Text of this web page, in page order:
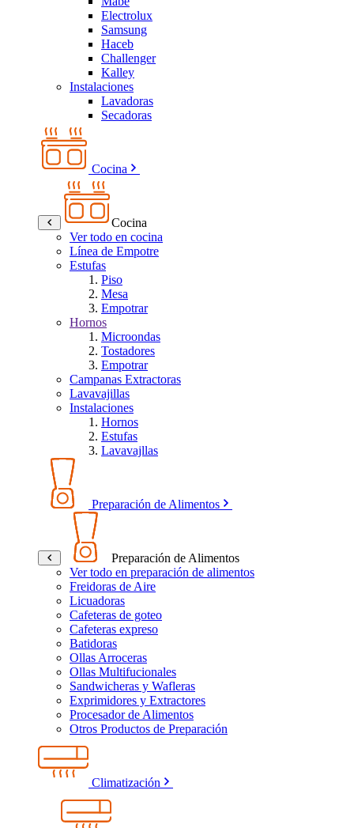
Electrolux
Samsung
Haceb
Challenger
Kalley
Instalaciones
Lavadoras
Secadoras
Cocina
Cocina
Ver todo en cocina
Línea de Empotre
Estufas
Piso
Mesa
Empotrar
Hornos
Microondas
Tostadores
Empotrar
Campanas Extractoras
Lavavajillas
Instalaciones
Hornos
Estufas
Lavavajllas
Preparación de Alimentos
Preparación de Alimentos
Ver todo en preparación de alimentos
Freidoras de Aire
Licuadoras
Cafeteras de goteo
Cafeteras expreso
Batidoras
Ollas Arroceras
Ollas Multifucionales
Sandwicheras y Wafleras
Exprimidores y Extractores
Procesador de Alimentos
Otros Productos de Preparación
Climatización